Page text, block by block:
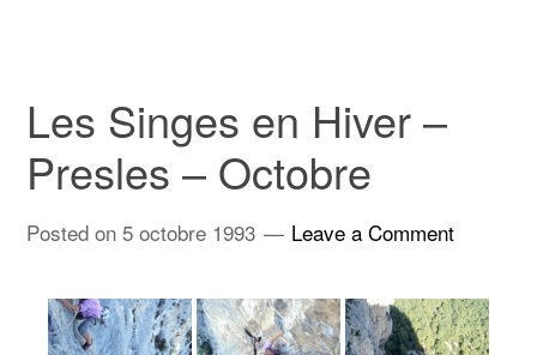
Les Singes en Hiver –
Presles – Octobre
Posted on 5 octobre 1993 Leave a Comment